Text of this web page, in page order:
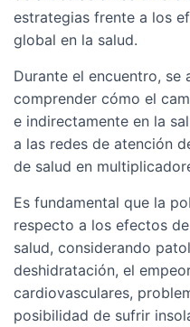
estrategias frente a los
global en la salud.
Durante el encuentro,
comprender cómo el
e indirectamente en la
a las redes de atención
de salud en
Es fundamental que la
respecto a los efectos
salud, considerando
deshidratación, el
cardiovasculares,
posibilidad de sufrir